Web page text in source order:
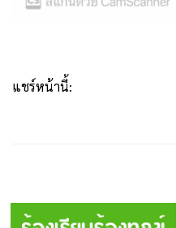
แชร์หน้านี้: